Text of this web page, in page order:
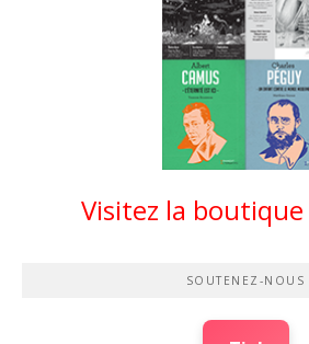
Visitez la boutique
SOUTENEZ-NOUS